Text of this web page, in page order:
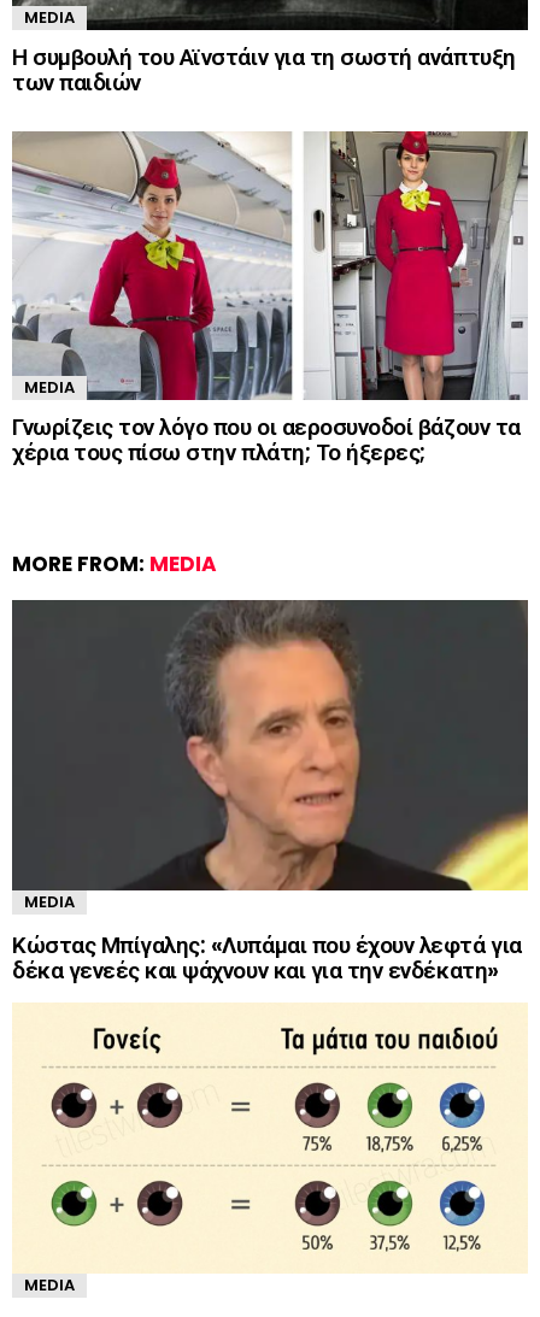
MEDIA
Η συμβουλή του Αϊνστάιν για τη σωστή ανάπτυξη
των παιδιών
MEDIA
Γνωρίζεις τον λόγο που οι αεροσυνοδοί βάζουν τα
χέρια τους πίσω στην πλάτη; Το ήξερες;
MORE FROM: MEDIA
MEDIA
Κώστας Μπίγαλης: «Λυπάμαι που έχουν λεφτά για
δέκα γενεές και ψάχνουν και για την ενδέκατη»
MEDIA